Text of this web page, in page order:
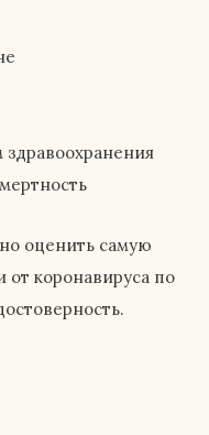
здравоохранения
оценить самую
от коронавируса по